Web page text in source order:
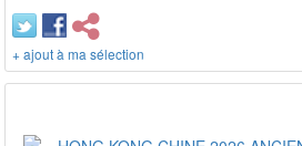
+ ajout à ma sélection